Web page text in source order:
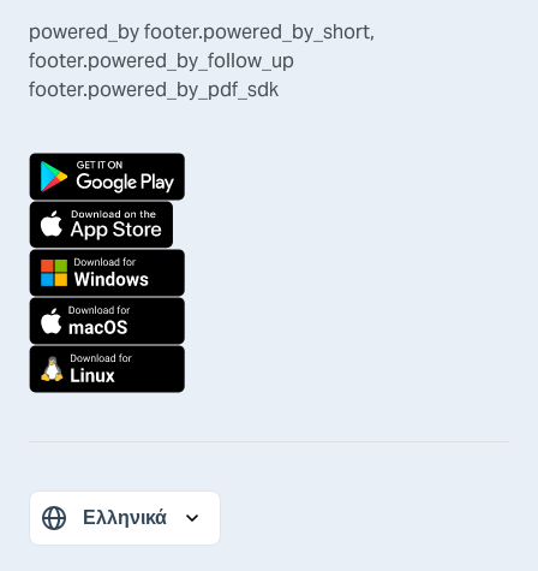
powered_byfooter.powered_by_short,
footer.powered_by_follow_up
footer.powered_by_pdf_sdk